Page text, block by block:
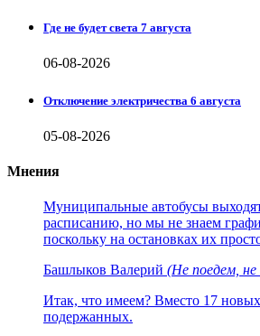
Где не будет света 7 августа
06-08-2026
Отключение электричества 6 августа
05-08-2026
Мнения
Муниципальные автобусы
расписанию, но мы не знаем
поскольку на остановках их
Башлыков Валерий (Не поедем, не
Итак, что имеем? Вместо 17
подержанных.